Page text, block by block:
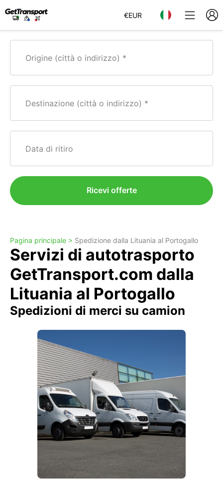
€EUR
Origine (città o indirizzo)
Destinazione (città o indirizzo)
Data di ritiro
Ricevi offerte
Pagina principale > Spedizione dalla Lituania al Portogallo
Servizi di autotrasporto
GetTransport.com dalla
Lituania al Portogallo
Spedizioni di merci su camion